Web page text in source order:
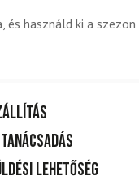
és használd ki a szezon
lehetőség